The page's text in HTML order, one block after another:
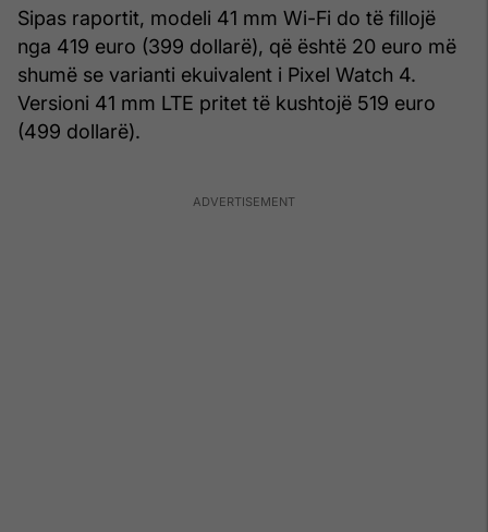
Sipas raportit, modeli 41 mm Wi-Fi do të fillojë
nga 419 euro (399 dollarë), që është 20 euro më
shumë se varianti ekuivalent i Pixel Watch 4.
Versioni 41 mm LTE pritet të kushtojë 519 euro
(499 dollarë).